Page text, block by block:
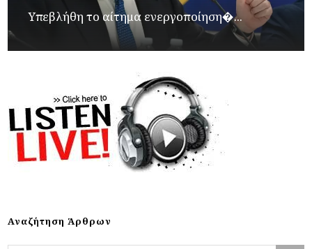
Υπεβλήθη το αίτημα ενεργοποίηση�...
Αναζήτηση Άρθρων